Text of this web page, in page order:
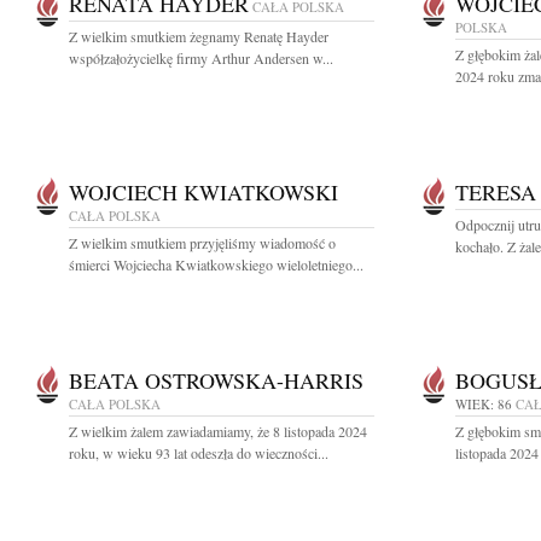
CAŁA POLSKA
Z wielkim smutkiem żegnamy Renatę Hayder
współzałożycielkę firmy Arthur Andersen w...
POLSKA
Z głębokim
2024 roku
WOJCIECH KWIATKOWSKI
CAŁA POLSKA
Z wielkim smutkiem przyjęliśmy wiadomość o
śmierci Wojciecha Kwiatkowskiego wieloletniego...
Odpocznij
kochało. Z
BEATA OSTROWSKA-HARRIS
CAŁA POLSKA
Z wielkim żalem zawiadamiamy, że 8 listopada 2024
roku, w wieku 93 lat odeszła do wieczności...
WIEK: 86
Z głębokim
listopada